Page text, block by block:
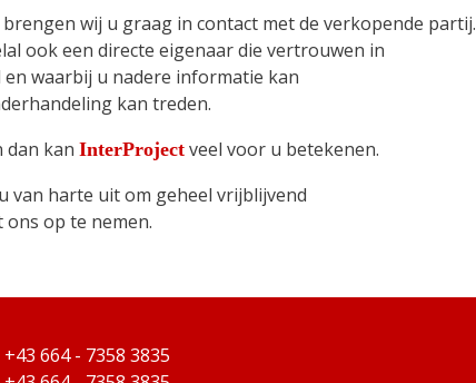
wij u graag in contact met de verkopende partij.
ook een directe eigenaar die vertrouwen in
waarbij u nadere informatie kan
kan treden.
dan kan InterProject veel voor u betekenen.
van harte uit om geheel vrijblijvend
ons op te nemen.
+43 664 - 7358 3835